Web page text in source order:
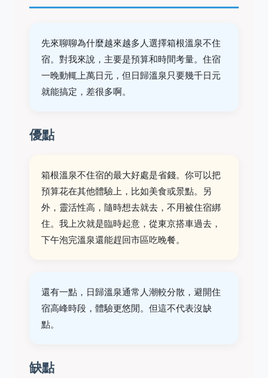
先來聊聊為什麼越來越多人選擇箱根溫泉不住
宿。對我來說，主要是預算和時間考量。住宿
一晚動輒上萬日元，但日歸溫泉只要幾千日元
就能搞定，差很多啊。
優點
箱根溫泉不住宿的最大好處是省錢。你可以把
預算花在其他體驗上，比如美食或景點。另
外，靈活性高，隨時想去就去，不用被住宿綁
住。我上次就是臨時起意，從東京搭車過去，
下午泡完溫泉還能趕回市區吃晚餐。
還有一點，日歸溫泉通常人潮較分散，避開住
宿高峰時段，體驗更悠閒。但這不代表沒缺
點。
缺點